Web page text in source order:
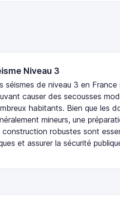
Niveau 3
séismes de niveau 3 en
causer des secousses
habitants. Bien que les
mineurs, une
construction robustes sont
et assurer la sécurité